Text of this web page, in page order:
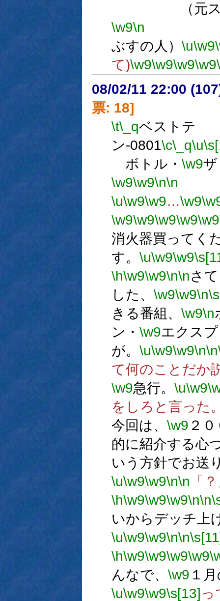
（元スク
\w9\n
ぶすの人） \u\w9
て)\w9\w9\w9\w9
08/02/11 22:00
票: 18]
\t\_qベストテ
ン-0801\c\_q\u
ボトル・ \w9
\w9\w9\n\n
\u\w9\w9…\w9
\w9\w9\w9\w9\w9
消火器買ってく
す。 \u\w9\w9
\h\w9\w9\n\nさ
した、 \w9\w9\n
きる番組、 \w9\n
ン・ \w9エクス
が。 \u\w9\w9\n\n
て何のことだか
\w9急行。 \u\w9
をしろと言った
今回は、 \w9 ２
的に紹介する心
いう方針でお送
\u\w9\w9\n\n 「
\h\w9\w9\w9\n\n
いからデッチ上
\u\w9\w9\n\n
\h\w9\w9\w9\w9
んなで、 \w9 １
\u\w9\w9\s[13]っ